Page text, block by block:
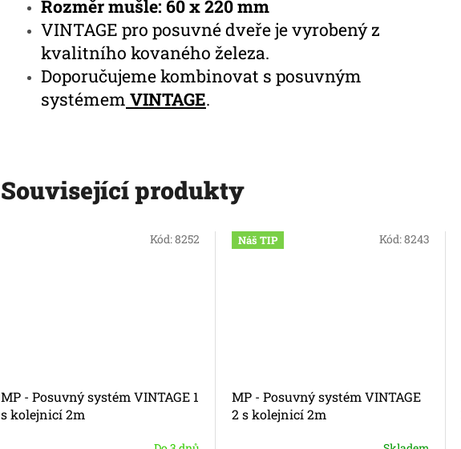
Rozměr mušle: 60 x 220 mm
VINTAGE pro posuvné dveře je vyrobený z
kvalitního kovaného železa.
Doporučujeme kombinovat s posuvným
systémem VINTAGE.
Související produkty
MP - Posuvný systém VINTAGE 1
s kolejnicí 2m
Kód:8252 Náš TIP
MP - Posuvný systém VINTAGE
2 s kolejnicí 2m
Kód:8243